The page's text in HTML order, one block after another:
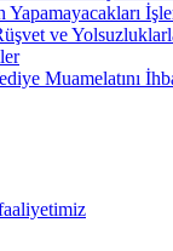
Yapamayacakları
ve
Muamelatını